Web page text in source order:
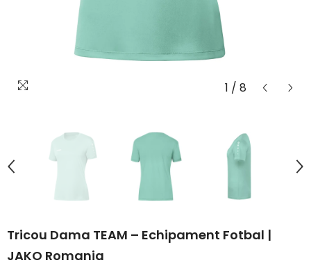
1 / 8
Tricou Dama TEAM – Echipament Fotbal |
JAKO Romania